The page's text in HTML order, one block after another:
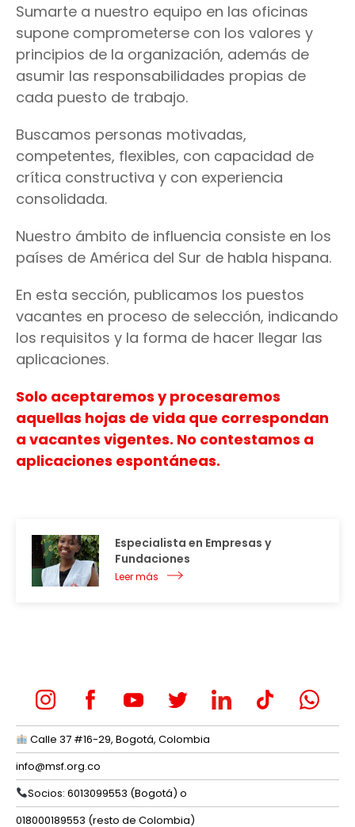
Sumarte a nuestro equipo en las oficinas
supone comprometerse con los valores y
principios de la organización, además de
asumir las responsabilidades propias de
cada puesto de trabajo.
Buscamos personas motivadas,
competentes, flexibles, con capacidad de
crítica constructiva y con experiencia
consolidada.
Nuestro ámbito de influencia consiste en los
países de América del Sur de habla hispana.
En esta sección, publicamos los puestos
vacantes en proceso de selección, indicando
los requisitos y la forma de hacer llegar las
aplicaciones.
Solo aceptaremos y procesaremos
aquellas hojas de vida que correspondan
a vacantes vigentes. No contestamos a
aplicaciones espontáneas.
Especialista en Empresas y
Fundaciones
Leer más
Calle 37 #16-29, Bogotá, Colombia
info@msf.org.co
Socios: 6013099553 (Bogotá) o
018000189553 (resto de Colombia)